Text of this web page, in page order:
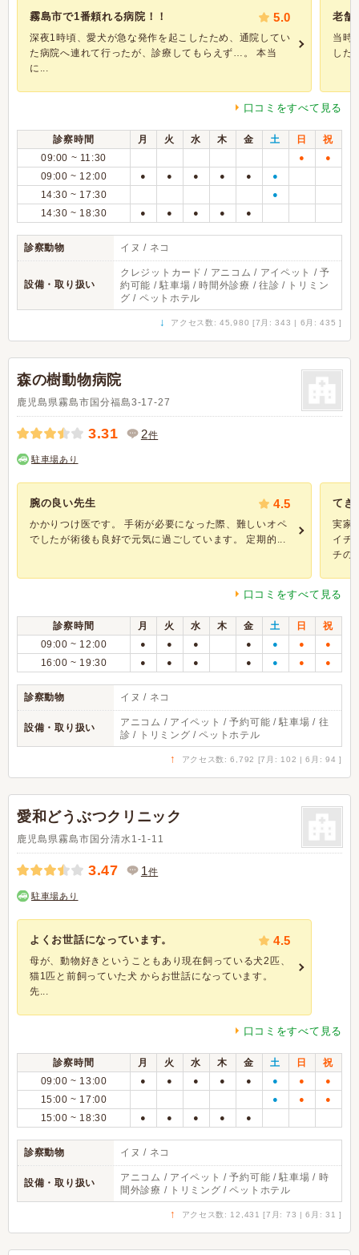
霧島市で1番頼れる病院！！ 5.0
深夜1時頃、愛犬が急な発作を起こしたため、通院してい
た病院へ連れて行ったが、診療してもらえず…。 本当
に...
老舗
当時
した
口コミをすべて見る
診察時間 月 火 水 木 金 土 日
祝
09:00 ~ 11:30
● ●
09:00 ~ 12:00 ● ● ● ● ● ●
14:30 ~ 17:30 ●
14:30 ~ 18:30 ● ● ● ● ●
診察動物 イヌ / ネコ
設備・取り扱い
クレジットカード / アニコム / アイペット / 予
約可能 / 駐車場 / 時間外診療 / 往診 / トリミン
グ / ペットホテル
↓ アクセス数: 45,980 [7月: 343 | 6月: 435 ]
森の樹動物病院
鹿児島県霧島市国分福島3-17-27
3.31 2件
駐車場あり
腕の良い先生 4.5
かかりつけ医です。 手術が必要になった際、難しいオペ
でしたが術後も良好で元気に過ごしています。 定期的...
てき
実家
イチ
チの
口コミをすべて見る
診察時間 月 火 水 木 金 土 日
祝
09:00 ~ 12:00
● ● ● ● ● ● ●
16:00 ~ 19:30 ● ● ● ● ● ● ●
診察動物 イヌ / ネコ
設備・取り扱い
アニコム / アイペット / 予約可能 / 駐車場 / 往
診 / トリミング / ペットホテル
↑ アクセス数: 6,792 [7月: 102 | 6月: 94 ]
愛和どうぶつクリニック
鹿児島県霧島市国分清水1-1-11
3.47 1件
駐車場あり
よくお世話になっています。 4.5
母が、動物好きということもあり現在飼っている犬2匹、
猫1匹と前飼っていた犬 からお世話になっています。
先...
口コミをすべて見る
診察時間 月 火 水 木 金 土 日
祝
09:00 ~ 13:00
● ● ● ● ● ● ● ●
15:00 ~ 17:00 ● ● ●
15:00 ~ 18:30 ● ● ● ● ●
診察動物 イヌ / ネコ
設備・取り扱い
アニコム / アイペット / 予約可能 / 駐車場 / 時
間外診療 / トリミング / ペットホテル
↑ アクセス数: 12,431 [7月: 73 | 6月: 31 ]